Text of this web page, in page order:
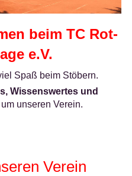
beim TC Rot-
e.V.
Spaß beim Stöbern.
Wissenswertes und
unseren Verein.
Verein